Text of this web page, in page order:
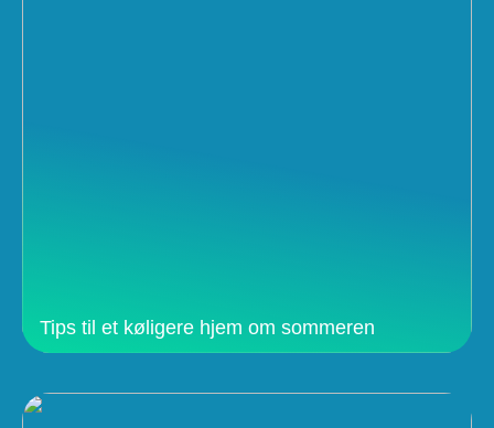
Tips til et køligere hjem om sommeren